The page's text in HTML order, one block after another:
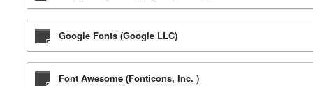
Google Fonts (Google LLC)
Font Awesome (Fonticons, Inc. )